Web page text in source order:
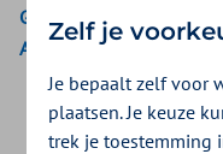
Gemeente Amsterdam
Aon Vitaal
Zelf je
Je bepaalt zelf voor
plaatsen. Je keuze
trek je toestemming